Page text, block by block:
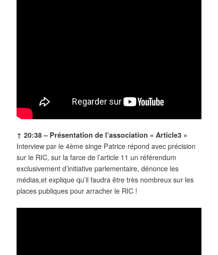
↑ 20:38 – Présentation de l’association « Article3 »
Interview par le 4ème singe Patrice répond avec précision
sur le RIC, sur la farce de l’article 11 un référendum
exclusivement d’initiative parlementaire, dénonce les
médias,et explique qu’il faudra être très nombreux sur les
places publiques pour arracher le RIC !